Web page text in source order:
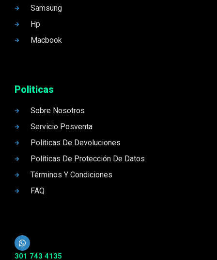
Samsung
Hp
Macbook
Politicas
Sobre Nosotros
Servicio Posventa
Políticas De Devoluciones
Políticas De Protección De Datos
Términos Y Condiciones
FAQ
301 743 4135